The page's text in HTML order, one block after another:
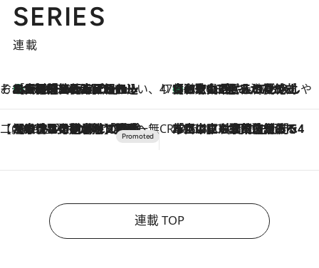
SERIES
連載
そおだよおこの関西おいしい、おやつ紀行
2026.8.9
［大阪府箕面市］一皿一皿目の前で仕上げられる、料理を巧みに組み込んだアシェットデセールコース「ミチル アシェット デセール（Michiru assiette dessert）」 47都道府県の手みやげ ひんやりスイーツで夏を満喫
2026.8.9
【和歌山県】この夏絶対食べたい 冷やしておいしいおやつ3選 みかんがごろっと丸ごと入ったジュレ
【CREA×星野リゾート】唯一無二。癒しと発見が待つ場所へ
2026.8.7
【トンボの足水浴】ヒノキの香りに包まれて涼感マックス！約13℃の湧水かけ流しを避暑地「星野温泉 トンボの湯」で体験 CREA'S CHOICE
2026.8.7
「立川にも歌舞伎があるんだよ」 片岡仁左衛門・市川中車ら豪華座組みで4年目の立川立飛歌舞伎へ
連載 TOP